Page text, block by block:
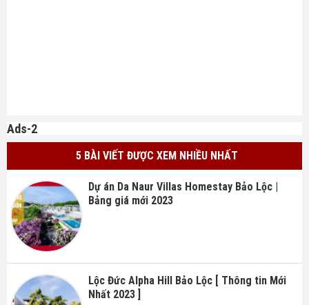
Ads-2
5 BÀI VIẾT ĐƯỢC XEM NHIỀU NHẤT
Dự án Da Naur Villas Homestay Bảo Lộc |
Bảng giá mới 2023
Lộc Đức Alpha Hill Bảo Lộc [ Thông tin Mới
Nhất 2023 ]